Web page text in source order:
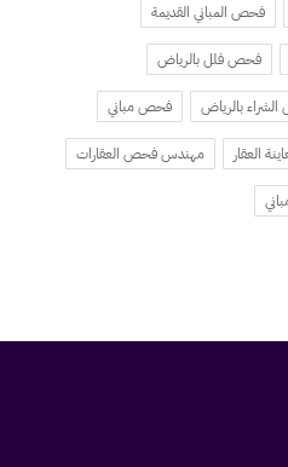
فحص المباني القديمة
فحص فلل بالرياض
بالرياض فحص مباني
العقار مهندس فحص العقارات